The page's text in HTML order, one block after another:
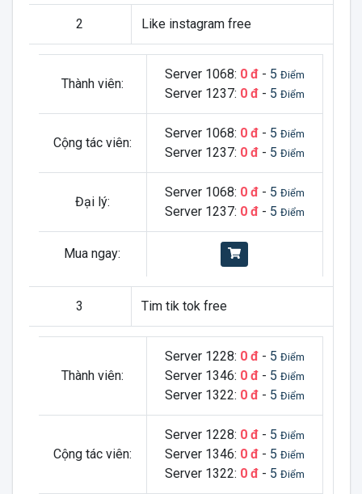
2 Like instagram free
Thành viên:
Server 1068: 0 đ- 5 Điểm
Server 1237: 0 đ- 5 Điểm
Cộng tác viên:
Server 1068: 0 đ- 5 Điểm
Server 1237: 0 đ- 5 Điểm
Đại lý:
Server 1068: 0 đ- 5 Điểm
Server 1237: 0 đ- 5 Điểm
Mua ngay:
3 Tim tik tok free
Thành viên:
Server 1228: 0 đ- 5 Điểm
Server 1346: 0 đ- 5 Điểm
Server 1322: 0 đ- 5 Điểm
Cộng tác viên:
Server 1228: 0 đ- 5 Điểm
Server 1346: 0 đ- 5 Điểm
Server 1322: 0 đ- 5 Điểm